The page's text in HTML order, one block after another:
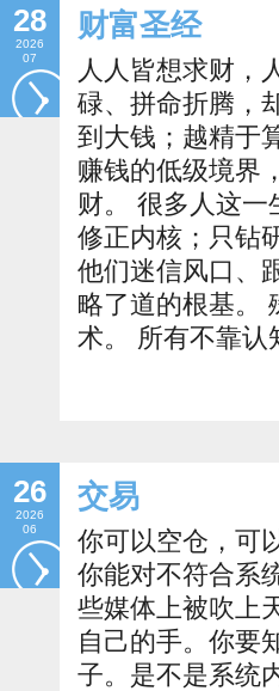
28
2026
07
财富圣经
人人皆想求财，
碌、拼命折腾，
到大钱；越精于
赚钱的低级境界
财。 很多人这
修正内核；只钻
他们迷信风口、
略了道的根基。
术。 所有不靠认
26
2026
06
交易
你可以空仓，可
你能对不符合系
些媒体上被吹上
自己的手。你要
子。是不是系统